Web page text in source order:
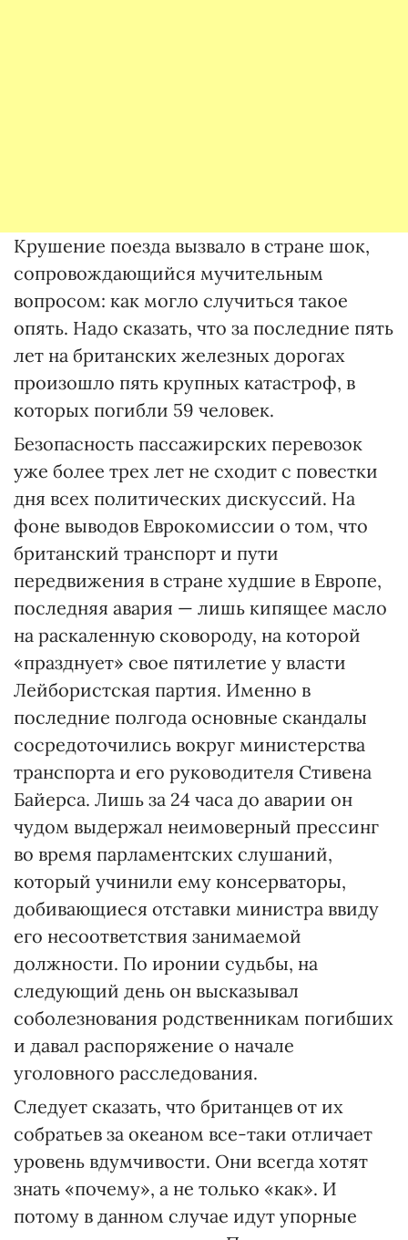
Крушение поезда вызвало в стране шок,
сопровождающийся мучительным
вопросом: как могло случиться такое
опять. Надо сказать, что за последние пять
лет на британских железных дорогах
произошло пять крупных катастроф, в
которых погибли 59 человек.
Безопасность пассажирских перевозок
уже более трех лет не сходит с повестки
дня всех политических дискуссий. На
фоне выводов Еврокомиссии о том, что
британский транспорт и пути
передвижения в стране худшие в Европе,
последняя авария — лишь кипящее масло
на раскаленную сковороду, на которой
«празднует» свое пятилетие у власти
Лейбористская партия. Именно в
последние полгода основные скандалы
сосредоточились вокруг министерства
транспорта и его руководителя Стивена
Байерса. Лишь за 24 часа до аварии он
чудом выдержал неимоверный прессинг
во время парламентских слушаний,
который учинили ему консерваторы,
добивающиеся отставки министра ввиду
его несоответствия занимаемой
должности. По иронии судьбы, на
следующий день он высказывал
соболезнования родственникам погибших
и давал распоряжение о начале
уголовного расследования.
Следует сказать, что британцев от их
собратьев за океаном все-таки отличает
уровень вдумчивости. Они всегда хотят
знать «почему», а не только «как». И
потому в данном случае идут упорные